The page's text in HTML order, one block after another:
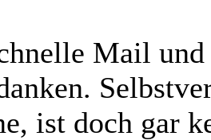
Mail
ist doch gar